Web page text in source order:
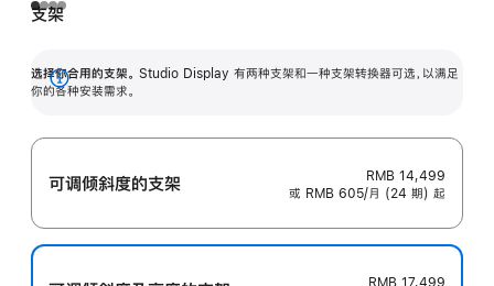
支架
选择你合用的支架。 Studio Display 有两种支架和一种支架转换器可选，以满足
你的各种安装需求。
展
可调倾斜度的支架
RMB 14,499
或 RMB 605/月 (24 期) 起
RMB 17,499